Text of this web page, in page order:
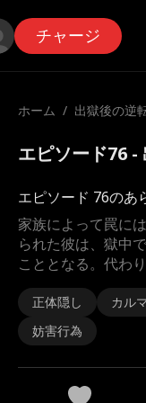
チャージ
ホーム / 出獄後の逆
エピソード76 -
エピソード 76のあ
家族によって罠に
られた彼は、獄中
こととなる。代わ
正体隠し
カル
妨害行為